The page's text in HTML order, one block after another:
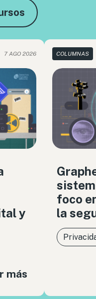
7 AGO 2026
y
más
COLUMNAS
foco
la